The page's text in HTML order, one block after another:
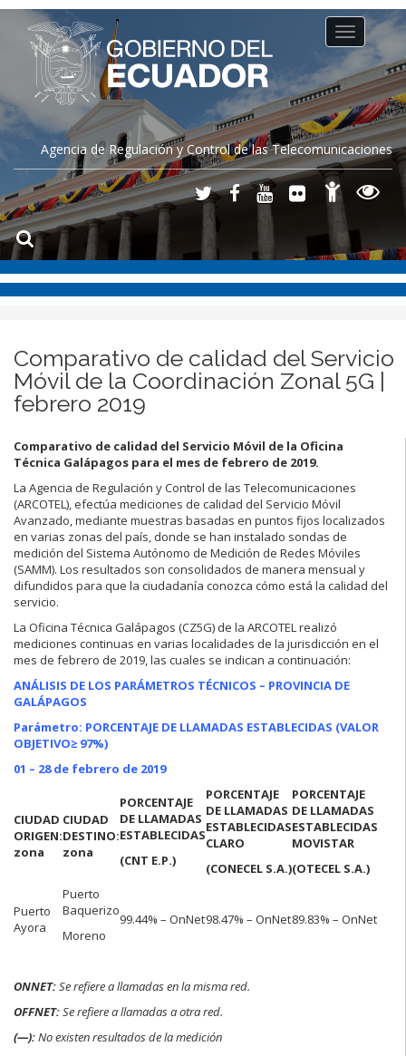
Agencia de Regulación y Control de las Telecomunicaciones
Toggle
navigation
Comparativo de calidad del Servicio
Móvil de la Coordinación Zonal 5G |
febrero 2019
Comparativo de calidad del Servicio Móvil de la Oficina
Técnica Galápagos para el mes de febrero de 2019.
La Agencia de Regulación y Control de las Telecomunicaciones
(ARCOTEL), efectúa mediciones de calidad del Servicio Móvil
Avanzado, mediante muestras basadas en puntos fijos localizados
en varias zonas del país, donde se han instalado sondas de
medición del Sistema Autónomo de Medición de Redes Móviles
(SAMM). Los resultados son consolidados de manera mensual y
difundidos para que la ciudadanía conozca cómo está la calidad del
servicio.
La Oficina Técnica Galápagos (CZ5G) de la ARCOTEL realizó
mediciones continuas en varias localidades de la jurisdicción en el
mes de febrero de 2019, las cuales se indican a continuación:
ANÁLISIS DE LOS PARÁMETROS TÉCNICOS – PROVINCIA DE
GALÁPAGOS
Parámetro: PORCENTAJE DE LLAMADAS ESTABLECIDAS (VALOR
OBJETIVO≥ 97%)
01 – 28 de febrero de 2019
CIUDAD
ORIGEN:
zona
CIUDAD
DESTINO:
zona
PORCENTAJE
DE LLAMADAS
ESTABLECIDAS
(CNT E.P.)
PORCENTAJE
DE LLAMADAS
ESTABLECIDAS
CLARO
(CONECEL S.A.)
PORCENTAJE
DE LLAMADAS
ESTABLECIDAS
MOVISTAR
(OTECEL S.A.)
Puerto
Ayora
Puerto
Baquerizo
Moreno
99.44% – OnNet98.47% – OnNet89.83% – OnNet
ONNET:Se refiere a llamadas en la misma red.
OFFNET:Se refiere a llamadas a otra red.
(—):No existen resultados de la medición